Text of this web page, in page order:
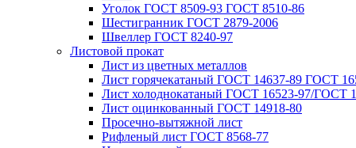
Уголок ГОСТ 8509-93 ГОСТ 8510-86
Шестигранник ГОСТ 2879-2006
Швеллер ГОСТ 8240-97
Листовой прокат
Лист из цветных металлов
Лист горячекатаный ГОСТ 14637-89 ГОСТ
Лист холоднокатаный ГОСТ 16523-97/ГОСТ
Лист оцинкованный ГОСТ 14918-80
Просечно-вытяжной лист
Рифленый лист ГОСТ 8568-77